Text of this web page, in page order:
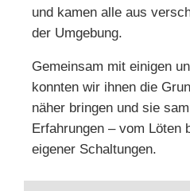
und kamen alle aus
der Umgebung.
Gemeinsam mit einigen
konnten wir ihnen die
näher bringen und sie
Erfahrungen – vom Löten
eigener Schaltungen.